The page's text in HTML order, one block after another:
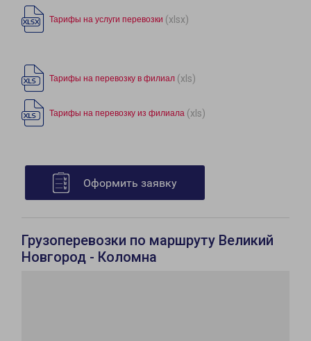
Тарифы на услуги перевозки (xlsx)
Тарифы на перевозку в филиал (xls)
Тарифы на перевозку из филиала (xls)
Оформить заявку
Грузоперевозки по маршруту Великий
Новгород - Коломна